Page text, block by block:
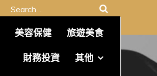
Search
美容保健 旅遊美食
財務投資 其他